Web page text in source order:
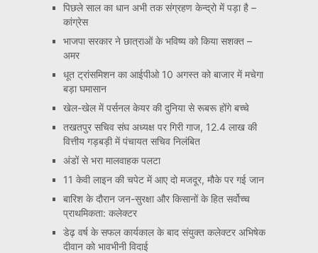
पिछले साल का धान अभी तक संग्रहण केन्द्रो में पड़ा है –
कांग्रेस
भाजपा सरकार ने छात्राओं के भविष्य को किया सशक्त –
अमर
धूत ट्रांसमिशन का आईपीओ 10 अगस्त को बाजार में मचेगा
बड़ा घमासान
खेल-खेल में पर्सनल केयर की दुनिया से रूबरू होंगे बच्चे
तखतपुर सचिव संघ अध्यक्ष पर गिरी गाज, 12.4 लाख की
वित्तीय गड़बड़ी में पंचायत सचिव निलंबित
अंडों से भरा मालवाहक पलटा
11 केवी लाइन की चपेट में आए दो मजदूर, मौके पर गई जान
बारिश के दौरान जन-सुरक्षा और किसानों के हित सर्वोच्च
प्राथमिकता: कलेक्टर
डेढ़ वर्ष के सफल कार्यकाल के बाद संयुक्त कलेक्टर अभिषेक
दीवान को भावभीनी विदाई